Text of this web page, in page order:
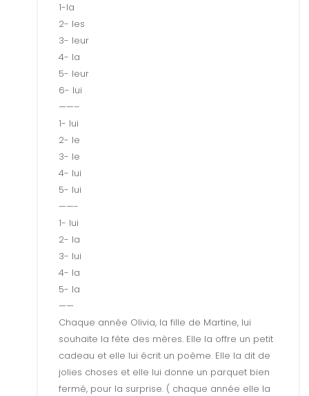
1-la
2- les
3- leur
4- la
5- leur
6- lui
——–
1- lui
2- le
3- le
4- lui
5- lui
——-
1- lui
2- la
3- lui
4- la
5- la
——
Chaque année Olivia, la fille de Martine, lui
souhaite la fête des mères. Elle la offre un petit
cadeau et elle lui écrit un poème. Elle la dit de
jolies choses et elle lui donne un parquet bien
fermé, pour la surprise. ( chaque année elle la